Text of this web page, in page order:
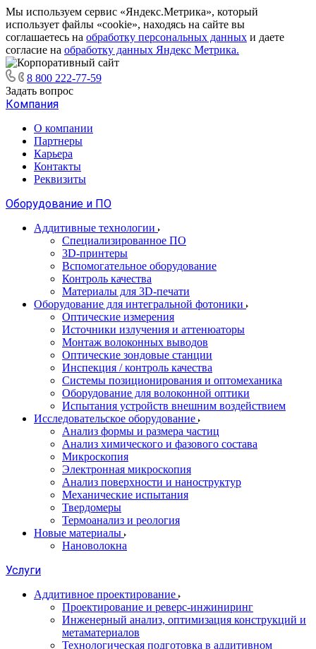
Мы используем сервис «Яндекс.Метрика», который
использует файлы «cookie», находясь на сайте вы
соглашаетесь на обработку персональных данных и даете
согласие на обработку данных Яндекс Метрика.
8 800 222-77-59
Задать вопрос
Компания
О компании
Партнеры
Карьера
Контакты
Реквизиты
Оборудование и ПО
Аддитивные технологии
Специализированное ПО
3D-принтеры
Вспомогательное оборудование
Контроль качества
Материалы для 3D-печати
Оборудование для интегральной фотоники
Оптические измерения
Источники излучения и аттенюаторы
Монтаж волоконных выводов
Оптические зондовые станции
Инспекция / контроль качества
Системы позиционирования и оптомеханика
Оборудование для волоконной оптики
Испытания устройств внешним воздействием
Исследовательское оборудование
Анализ формы и размера частиц
Анализ химического и фазового состава
Микроскопия
Электронная микроскопия
Анализ поверхности и наноструктур
Механические испытания
Твердомеры
Термоанализ и реология
Новые материалы
Нановолокна
Услуги
Аддитивное проектирование
Проектирование и реверс-инжиниринг
Инженерный анализ, оптимизация конструкций и
метаматериалов
Технологическая подготовка в аддитивном